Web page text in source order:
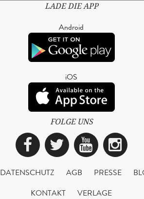
LADE DIE APP
Android
iOS
FOLGE UNS
Facebook
Twitter
DATENSCHUTZ AGB PRESSE
KONTAKT
VERLAGE